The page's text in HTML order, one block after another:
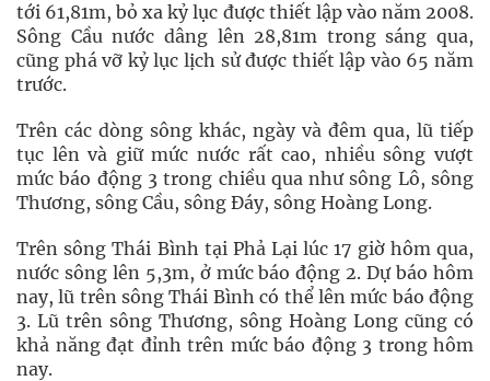
tới 61,81m, bỏ xa kỷ lục được thiết lập vào năm 2008.
Sông Cầu nước dâng lên 28,81m trong sáng qua,
cũng phá vỡ kỷ lục lịch sử được thiết lập vào 65 năm
trước.
Trên các dòng sông khác, ngày và đêm qua, lũ tiếp
tục lên và giữ mức nước rất cao, nhiều sông vượt
mức báo động 3 trong chiều qua như sông Lô, sông
Thương, sông Cầu, sông Đáy, sông Hoàng Long.
Trên sông Thái Bình tại Phả Lại lúc 17 giờ hôm qua,
nước sông lên 5,3m, ở mức báo động 2. Dự báo hôm
nay, lũ trên sông Thái Bình có thể lên mức báo động
3. Lũ trên sông Thương, sông Hoàng Long cũng có
khả năng đạt đỉnh trên mức báo động 3 trong hôm
nay.